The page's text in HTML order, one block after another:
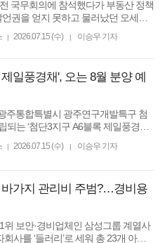
국무회의에 참석했다가 부동산 정책
권을 얻지 못하고 물러났던 오세훈
인에 대해 직접 시민들에게 설명했다.
2026.07.15 (수) 이승우 기자
일풍경채', 오는 8월 분양 예
주통합특별시 광주연구개발특구 첨
되는 ‘첨단3지구 A6블록 제일풍경
월출동 첨단3지구 A6블록에 지하 1
| 2026.07.15 (수) | 이승우 기자
가지 관리비 주범?…경비용
위 보안·경비업체인 삼성그룹 계열사
사를 ‘들러리’로 세워 총 23개 아파